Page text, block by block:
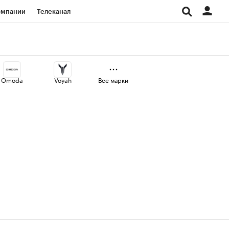
Телеканал
Проверка контрагентов
Omoda Voyah Все марки